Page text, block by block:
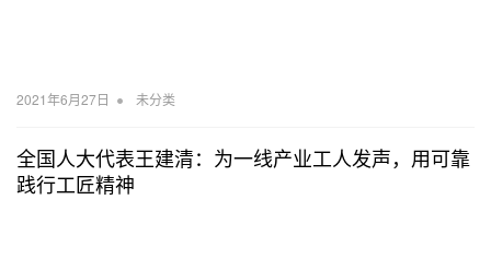
2021年6月27日 • 未分类
全国人大代表王建清：为一线产业工人发声，用可靠
践行工匠精神